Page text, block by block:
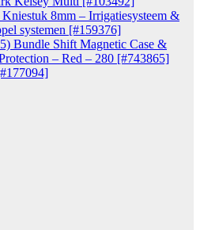
8mm – Irrigatiesysteem &
systemen [#159376]
Bundle Shift Magnetic Case &
– Red – 280 [#743865]